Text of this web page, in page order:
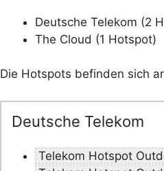
Deutsche Telekom (2
The Cloud (1 Hotspot)
Die Hotspots befinden sich
Deutsche Telekom
Telekom Hotspot